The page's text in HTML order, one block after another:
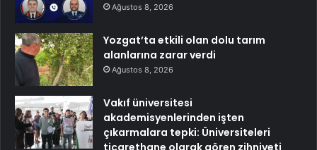
Ağustos 8, 2026
Yozgat’ta etkili olan dolu tarım
alanlarına zarar verdi
Ağustos 8, 2026
Vakıf üniversitesi
akademisyenlerinden işten
çıkarmalara tepki: Üniversiteleri